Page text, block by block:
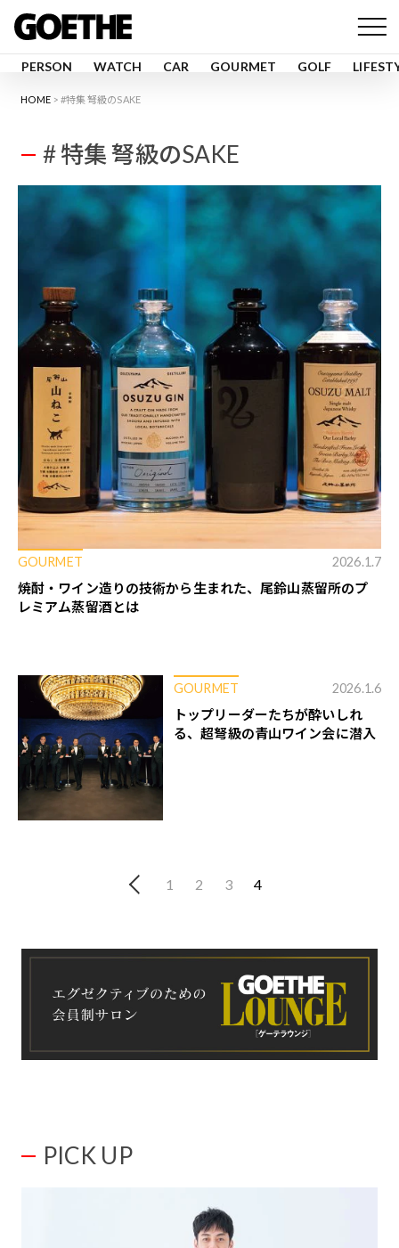
PERSON WATCH CAR GOURMET GOLF
HOME #特集 弩級のSAKE
# 特集 弩級のSAKE
GOURMET 2026.1.7
焼酎・ワイン造りの技術から生まれた、尾鈴山蒸留所のプ
レミアム蒸留酒とは
GOURMET 2026.1.6
トップリーダーたちが酔いしれ
る、超弩級の青山ワイン会に潜入
1 2 3 4
PICK UP